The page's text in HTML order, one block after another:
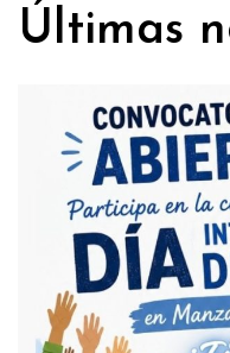
Últimas